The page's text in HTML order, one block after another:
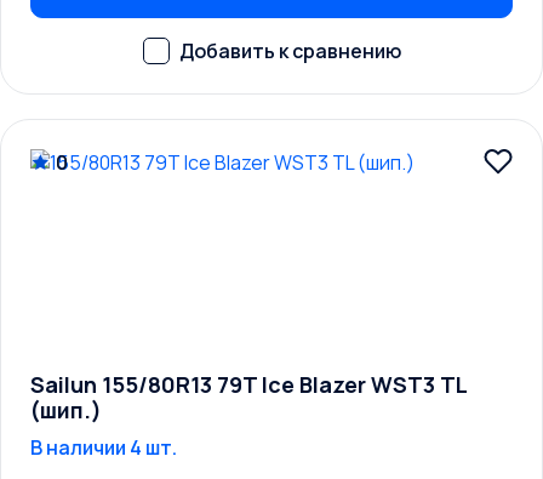
0
Sailun 155/80R13 79T Ice Blazer WST3 TL
(шип.)
В наличии 4 шт.